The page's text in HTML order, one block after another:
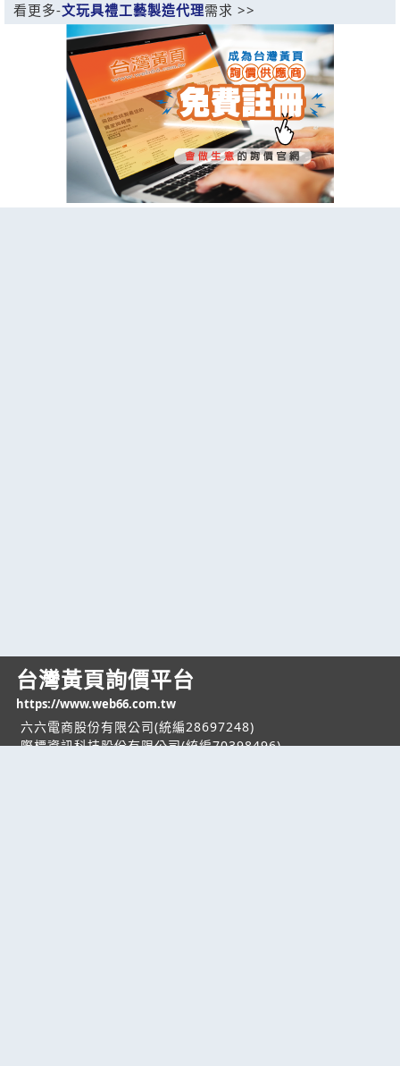
看更多-文玩具禮工藝製造代理需求 >>
台灣黃頁詢價平台
https://www.web66.com.tw
六六電商股份有限公司(統編28697248)
際標資訊科技股份有限公司(統編70398496)